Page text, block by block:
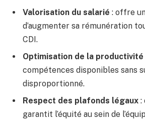
Valorisation du salarié : offre
d’augmenter sa rémunération
CDI.
Optimisation de la productivité
compétences disponibles sans
disproportionné.
Respect des plafonds légaux :
garantit l’équité au sein de